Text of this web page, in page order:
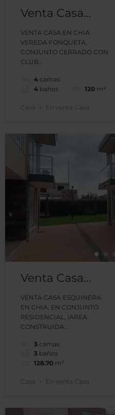
Venta Casa
Ventto
Reservado
CHIA
VENTA CASA EN CHIA
VEREDA FONQUETA,
CONJUNTO CERRADO CON
CLUB...
4 camas
4 baños 120 m²
Casa En venta Casa
Venta Casa
Condominio
Castel Monte
VENTA CASA ESQUINERA
EN CHIA, EN CONJUNTO
RESIDENCIAL, (AREA
CONSTRUIDA...
3 camas
3 baños
128.70 m²
Casa En venta Casa